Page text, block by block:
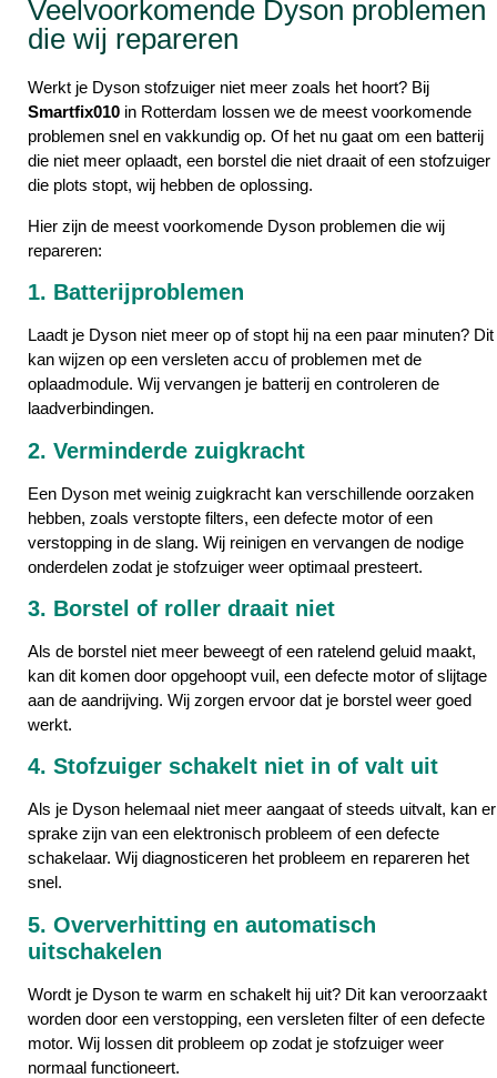
Veelvoorkomende Dyson problemen
die wij repareren
Werkt je Dyson stofzuiger niet meer zoals het hoort? Bij
Smartfix010 in Rotterdam lossen we de meest voorkomende
problemen snel en vakkundig op. Of het nu gaat om een batterij
die niet meer oplaadt, een borstel die niet draait of een stofzuiger
die plots stopt, wij hebben de oplossing.
Hier zijn de meest voorkomende Dyson problemen die wij
repareren:
1. Batterijproblemen
Laadt je Dyson niet meer op of stopt hij na een paar minuten? Dit
kan wijzen op een versleten accu of problemen met de
oplaadmodule. Wij vervangen je batterij en controleren de
laadverbindingen.
2. Verminderde zuigkracht
Een Dyson met weinig zuigkracht kan verschillende oorzaken
hebben, zoals verstopte filters, een defecte motor of een
verstopping in de slang. Wij reinigen en vervangen de nodige
onderdelen zodat je stofzuiger weer optimaal presteert.
3. Borstel of roller draait niet
Als de borstel niet meer beweegt of een ratelend geluid maakt,
kan dit komen door opgehoopt vuil, een defecte motor of slijtage
aan de aandrijving. Wij zorgen ervoor dat je borstel weer goed
werkt.
4. Stofzuiger schakelt niet in of valt uit
Als je Dyson helemaal niet meer aangaat of steeds uitvalt, kan er
sprake zijn van een elektronisch probleem of een defecte
schakelaar. Wij diagnosticeren het probleem en repareren het
snel.
5. Oververhitting en automatisch
uitschakelen
Wordt je Dyson te warm en schakelt hij uit? Dit kan veroorzaakt
worden door een verstopping, een versleten filter of een defecte
motor. Wij lossen dit probleem op zodat je stofzuiger weer
normaal functioneert.